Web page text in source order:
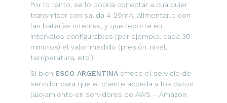
Por lo tanto, se lo podría conectar a cualquier
transmisor con salida 4-20mA, alimentarlo con
las baterías internas, y que reporte en
intervalos configurables (por ejemplo, cada 30
minutos) el valor medido (presión, nivel,
temperatura, etc.).
Si bien ESCO ARGENTINAofrece el servicio de
servidor para que el cliente acceda a los datos
(alojamiento en servidores de AWS – Amazon